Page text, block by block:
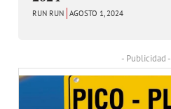
RUN RUN AGOSTO 1, 2024
- Publicidad -